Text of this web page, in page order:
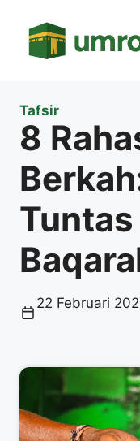
Tafsir
8
22 Februari